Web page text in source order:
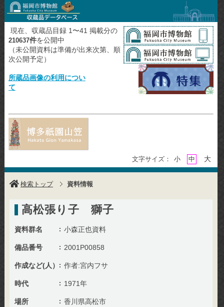
現在、収蔵品目録 1〜41 掲載分の
210637件を公開中
（未公開資料は準備が出来次第、順
次公開予定）
所蔵品画像の利用につい
て
文字サイズ： 小 中 大
検索トップ 資料情報
高松張り子 獅子
資料群名 小森正也資料
備品番号 2001P00858
作成など(人） 作者:宮内フサ
時代 1971年
場所 香川県高松市